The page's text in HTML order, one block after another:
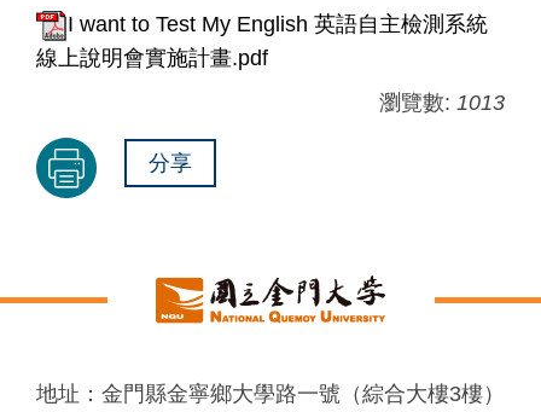
I want to Test My English 英語自主檢測系統
線上說明會實施計畫.pdf
瀏覽數: 1013
分享
地址：金門縣金寧鄉大學路一號（綜合大樓3樓）